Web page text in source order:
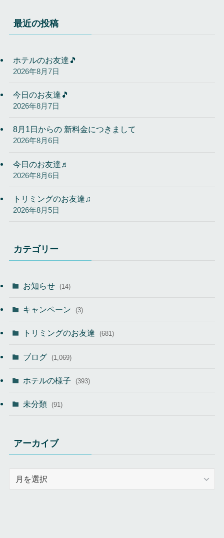
最近の投稿
ホテルのお友達🎵
2026年8月7日
今日のお友達🎵
2026年8月7日
8月1日からの 新料金につきまして
2026年8月6日
今日のお友達♬
2026年8月6日
トリミングのお友達♫
2026年8月5日
カテゴリー
お知らせ (14)
キャンペーン (3)
トリミングのお友達 (681)
ブログ (1,069)
ホテルの様子 (393)
未分類 (91)
アーカイブ